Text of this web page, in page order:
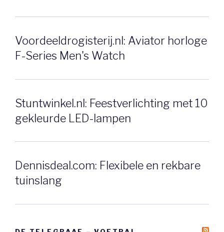
Voordeeldrogisterij.nl: Aviator horloge
F-Series Men's Watch
Stuntwinkel.nl: Feestverlichting met 10
gekleurde LED-lampen
Dennisdeal.com: Flexibele en rekbare
tuinslang